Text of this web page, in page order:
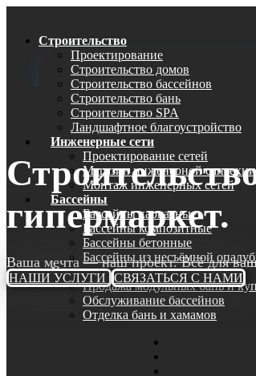
Строительство
Проектирование
Строительство домов
Строительство бассейнов
Строительство бань
Строительство SPA
Ландшафтное благоустройство
Инженерные сети
Проектирование сетей
Магазин инженерной
Монтаж инженерных сетей
Бассейны
Бассейны каркасные
Бассейны композитные
Бассейны бетонные
Бассейны из несъёмной
Услуги
Продажа модульных бань и
Обслуживание бассейнов
Отделка бань и хамамов
гипермаркет.
Ваша мечта — наш проект. Всё для
НАШИ УСЛУГИ СВЯЗАТЬСЯ С НАМИ